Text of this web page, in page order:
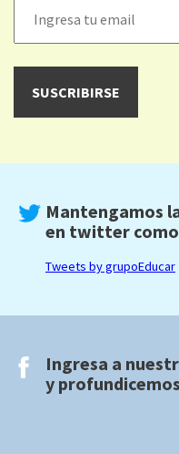
Mantengamos
en twitter como
Tweets by grupoEducar
Ingresa a
y